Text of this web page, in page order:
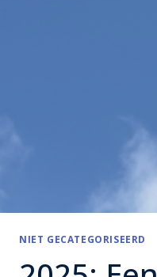
NIET GECATEGORISEERD